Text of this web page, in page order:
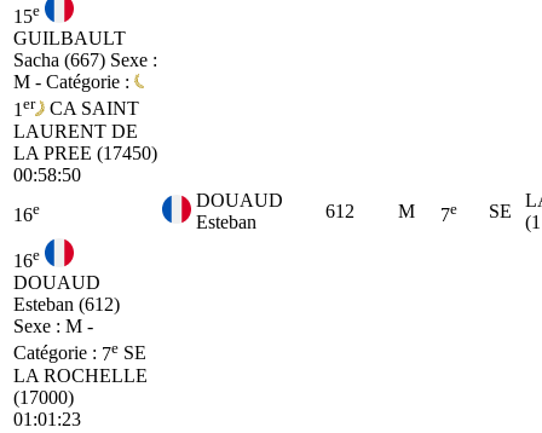
15e
GUILBAULT
Sacha (667) Sexe :
M - Catégorie :
1 er CA SAINT
LAURENT DE
LA PREE (17450)
00:58:50
16e
DOUAUD
Esteban
612 M 7e SE
16e
DOUAUD
Esteban (612)
Sexe : M -
Catégorie : 7e SE
LA ROCHELLE
(17000)
01:01:23